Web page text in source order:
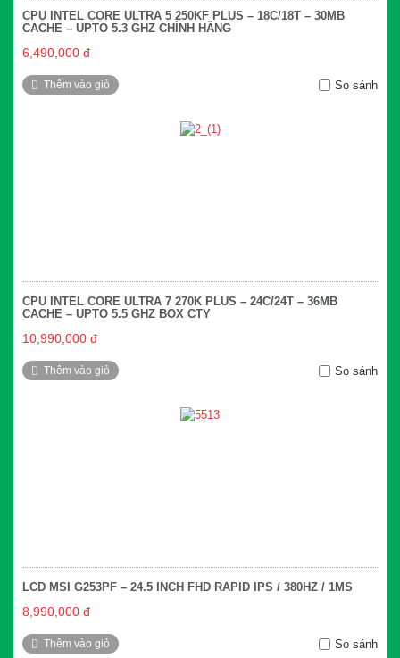
CPU INTEL CORE ULTRA 5 250KF PLUS – 18C/18T – 30MB
CACHE – UPTO 5.3 GHZ CHÍNH HÃNG
6,490,000 đ
Thêm vào giỏ So sánh
CPU INTEL CORE ULTRA 7 270K PLUS – 24C/24T – 36MB
CACHE – UPTO 5.5 GHZ BOX CTY
10,990,000 đ
Thêm vào giỏ So sánh
LCD MSI G253PF – 24.5 INCH FHD RAPID IPS / 380HZ / 1MS
8,990,000 đ
Thêm vào giỏ So sánh